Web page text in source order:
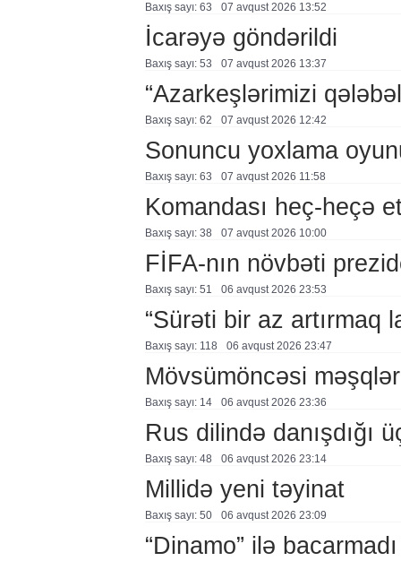
Baxış sayı: 63 07 avqust 2026 13:52
İcarəyə göndərildi
Baxış sayı: 53 07 avqust 2026 13:37
“Azarkeşlərimizi
Baxış sayı: 62 07 avqust 2026 12:42
Sonuncu yoxlama
Baxış sayı: 63 07 avqust 2026 11:58
Komandası heç-heçə
Baxış sayı: 38 07 avqust 2026 10:00
FİFA-nın növbəti
Baxış sayı: 51 06 avqust 2026 23:53
“Sürəti bir az artırmaq
Baxış sayı: 118 06 avqust 2026 23:47
Mövsümöncəsi
Baxış sayı: 14 06 avqust 2026 23:36
Rus dilində danışdığı
Baxış sayı: 48 06 avqust 2026 23:14
Millidə yeni təyinat
Baxış sayı: 50 06 avqust 2026 23:09
“Dinamo” ilə bacarmadı